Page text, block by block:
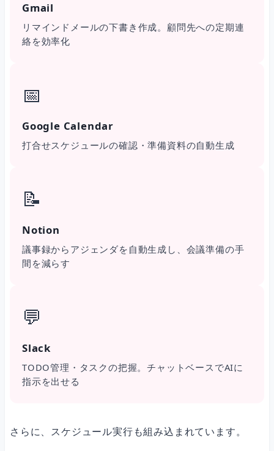
Gmail
リマインドメールの下書き作成。顧問先への定期連
絡を効率化
📅
Google Calendar
打合せスケジュールの確認・準備資料の自動生成
📝
Notion
議事録からアジェンダを自動生成し、会議準備の手
間を減らす
💬
Slack
TODO管理・タスクの把握。チャットベースでAIに
指示を出せる
さらに、スケジュール実行も組み込まれています。